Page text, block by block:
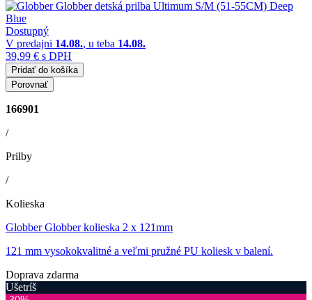
Dostupný
V predajni 14.08., u teba 14.08.
39,99 € s DPH
Pridať do košíka
Porovnať
166901
/
Prilby
/
Kolieska
Globber Globber kolieska 2 x 121mm
121 mm vysokokvalitné a veľmi pružné PU koliesk v balení.
Doprava zdarma
Ušetríš